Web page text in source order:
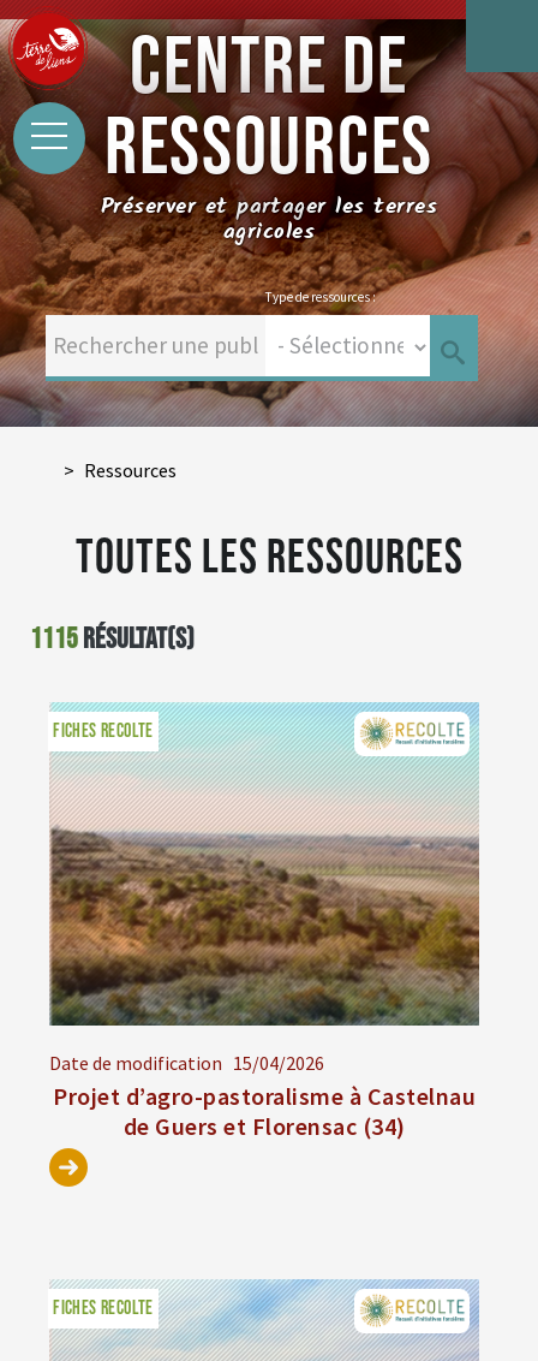
CENTRE DE
RESSOURCES
Préserver et partager les terres
agricoles
Type de ressources :
Ressources
Toutes les ressources
1115résultat(s)
Date de modification 15/04/2026
Projet d’agro-pastoralisme à Castelnau
de Guers et Florensac (34)
FICHES RECOLTE
FICHES RECOLTE